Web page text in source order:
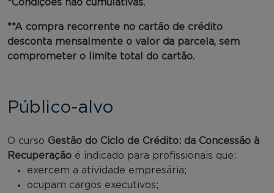
*Condições não cumulativas.
**A compra recorrente no cartão de crédito
desconta mensalmente o valor da parcela, sem
comprometer o limite total do cartão.
Público-alvo
O curso Gestão do Ciclo de Crédito: da Concessão à
Recuperação é indicado para profissionais que:
exercem a atividade empresária;
ocupam cargos executivos;